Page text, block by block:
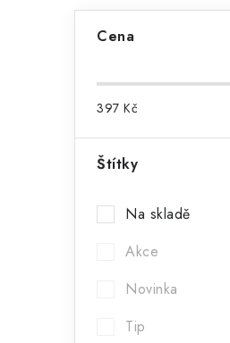
t
Cena
397 Kč
Štítky
Na skladě
Akce
Novinka
Tip